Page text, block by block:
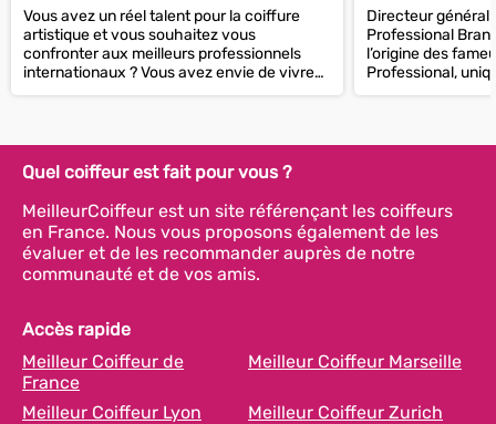
Vous avez un réel talent pour la coiffure
artistique et vous souhaitez vous
confronter aux meilleurs professionnels
internationaux ? Vous avez envie de vivre
une expérience hors...
Directeur général
Professional
l’origine des
Professional,
American...
Quel coiffeur est fait pour vous ?
MeilleurCoiffeur est un site référençant les coiffeurs
en France. Nous vous proposons également de les
évaluer et de les recommander auprès de notre
communauté et de vos amis.
Accès rapide
Meilleur Coiffeur de
France
Meilleur Coiffeur Marseille
Meilleur Coiffeur Lyon
Meilleur Coiffeur Zurich